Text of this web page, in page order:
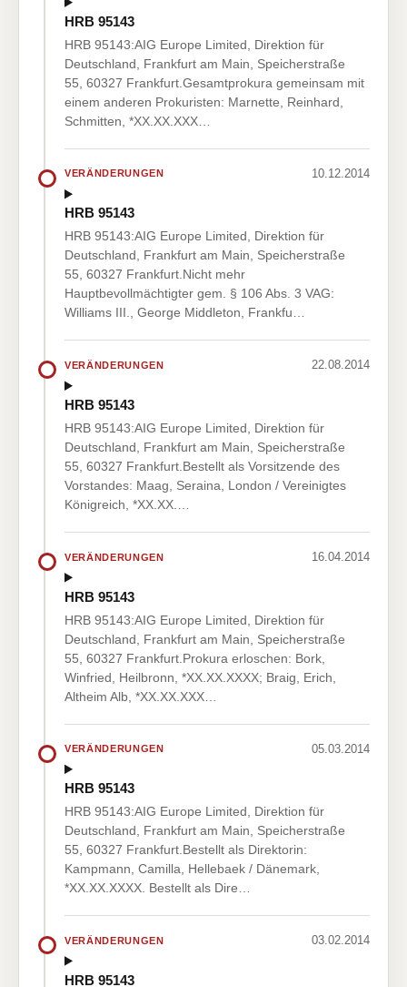
HRB 95143
HRB 95143:AIG Europe Limited, Direktion für
Deutschland, Frankfurt am Main, Speicherstraße
55, 60327 Frankfurt.Gesamtprokura gemeinsam mit
einem anderen Prokuristen: Marnette, Reinhard,
Schmitten, *XX.XX.XXX…
VERÄNDERUNGEN 10.12.2014
HRB 95143
HRB 95143:AIG Europe Limited, Direktion für
Deutschland, Frankfurt am Main, Speicherstraße
55, 60327 Frankfurt.Nicht mehr
Hauptbevollmächtigter gem. § 106 Abs. 3 VAG:
Williams III., George Middleton, Frankfu…
VERÄNDERUNGEN 22.08.2014
HRB 95143
HRB 95143:AIG Europe Limited, Direktion für
Deutschland, Frankfurt am Main, Speicherstraße
55, 60327 Frankfurt.Bestellt als Vorsitzende des
Vorstandes: Maag, Seraina, London / Vereinigtes
Königreich, *XX.XX.…
VERÄNDERUNGEN 16.04.2014
HRB 95143
HRB 95143:AIG Europe Limited, Direktion für
Deutschland, Frankfurt am Main, Speicherstraße
55, 60327 Frankfurt.Prokura erloschen: Bork,
Winfried, Heilbronn, *XX.XX.XXXX; Braig, Erich,
Altheim Alb, *XX.XX.XXX…
VERÄNDERUNGEN 05.03.2014
HRB 95143
HRB 95143:AIG Europe Limited, Direktion für
Deutschland, Frankfurt am Main, Speicherstraße
55, 60327 Frankfurt.Bestellt als Direktorin:
Kampmann, Camilla, Hellebaek / Dänemark,
*XX.XX.XXXX. Bestellt als Dire…
VERÄNDERUNGEN 03.02.2014
HRB 95143